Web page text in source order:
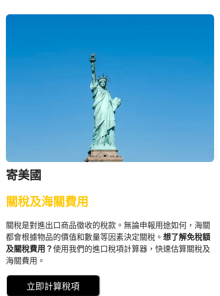
寄美國
關稅及海關費用
關稅是對進出口商品徵收的稅款。無論申報用途如何，海關
都會根據物品的價值和數量等因素決定關稅。 想了解免稅額
及關稅費用？使用我們的進口稅項計算器，快速估算關稅及
海關費用。
立即計算稅項